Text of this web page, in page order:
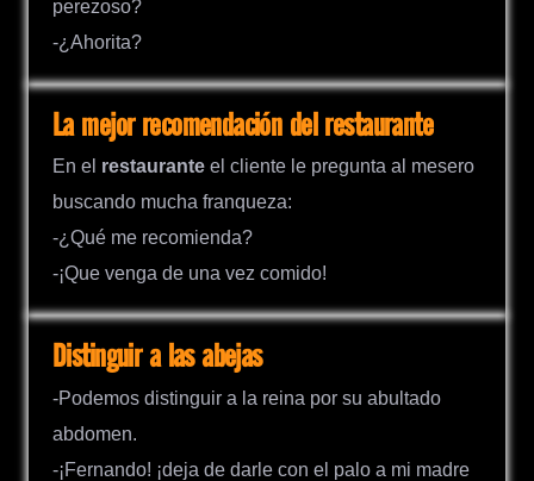
perezoso?
-¿Ahorita?
La mejor recomendación del restaurante
En el restaurante el cliente le pregunta al mesero
buscando mucha franqueza:
-¿Qué me recomienda?
-¡Que venga de una vez comido!
Distinguir a las abejas
-Podemos distinguir a la reina por su abultado
abdomen.
-¡Fernando! ¡deja de darle con el palo a mi madre